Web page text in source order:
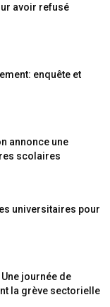
avoir refusé
enquête et
annonce une
scolaires
universitaires pour
journée de
la grève sectorielle